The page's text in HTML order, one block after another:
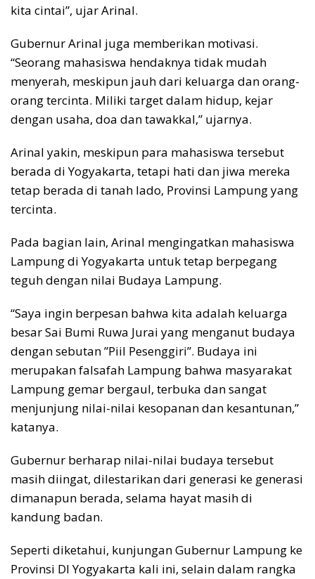
kita cintai”, ujar Arinal.
Gubernur Arinal juga memberikan motivasi.
“Seorang mahasiswa hendaknya tidak mudah
menyerah, meskipun jauh dari keluarga dan orang-
orang tercinta. Miliki target dalam hidup, kejar
dengan usaha, doa dan tawakkal,” ujarnya.
Arinal yakin, meskipun para mahasiswa tersebut
berada di Yogyakarta, tetapi hati dan jiwa mereka
tetap berada di tanah lado, Provinsi Lampung yang
tercinta.
Pada bagian lain, Arinal mengingatkan mahasiswa
Lampung di Yogyakarta untuk tetap berpegang
teguh dengan nilai Budaya Lampung.
“Saya ingin berpesan bahwa kita adalah keluarga
besar Sai Bumi Ruwa Jurai yang menganut budaya
dengan sebutan ”Piil Pesenggiri”. Budaya ini
merupakan falsafah Lampung bahwa masyarakat
Lampung gemar bergaul, terbuka dan sangat
menjunjung nilai-nilai kesopanan dan kesantunan,”
katanya.
Gubernur berharap nilai-nilai budaya tersebut
masih diingat, dilestarikan dari generasi ke generasi
dimanapun berada, selama hayat masih di
kandung badan.
Seperti diketahui, kunjungan Gubernur Lampung ke
Provinsi DI Yogyakarta kali ini, selain dalam rangka